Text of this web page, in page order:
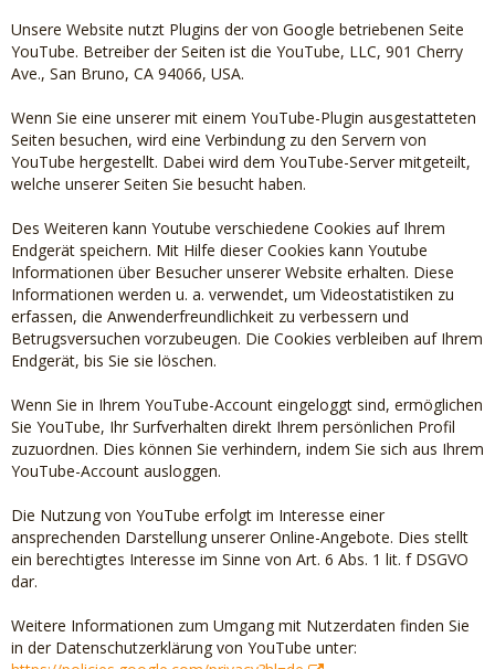
Unsere Website nutzt Plugins der von Google betriebenen Seite
YouTube. Betreiber der Seiten ist die YouTube, LLC, 901 Cherry
Ave., San Bruno, CA 94066, USA.
Wenn Sie eine unserer mit einem YouTube-Plugin ausgestatteten
Seiten besuchen, wird eine Verbindung zu den Servern von
YouTube hergestellt. Dabei wird dem YouTube-Server mitgeteilt,
welche unserer Seiten Sie besucht haben.
Des Weiteren kann Youtube verschiedene Cookies auf Ihrem
Endgerät speichern. Mit Hilfe dieser Cookies kann Youtube
Informationen über Besucher unserer Website erhalten. Diese
Informationen werden u. a. verwendet, um Videostatistiken zu
erfassen, die Anwenderfreundlichkeit zu verbessern und
Betrugsversuchen vorzubeugen. Die Cookies verbleiben auf Ihrem
Endgerät, bis Sie sie löschen.
Wenn Sie in Ihrem YouTube-Account eingeloggt sind, ermöglichen
Sie YouTube, Ihr Surfverhalten direkt Ihrem persönlichen Profil
zuzuordnen. Dies können Sie verhindern, indem Sie sich aus Ihrem
YouTube-Account ausloggen.
Die Nutzung von YouTube erfolgt im Interesse einer
ansprechenden Darstellung unserer Online-Angebote. Dies stellt
ein berechtigtes Interesse im Sinne von Art. 6 Abs. 1 lit. f DSGVO
dar.
Weitere Informationen zum Umgang mit Nutzerdaten finden Sie
in der Datenschutzerklärung von YouTube unter: